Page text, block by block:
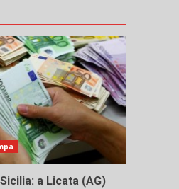
a Licata (AG)